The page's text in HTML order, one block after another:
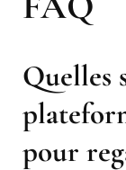
Quelles
pour